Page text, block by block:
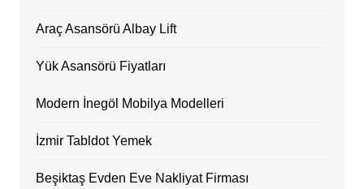
Araç Asansörü Albay Lift
Yük Asansörü Fiyatları
Modern İnegöl Mobilya Modelleri
İzmir Tabldot Yemek
Beşiktaş Evden Eve Nakliyat Firması